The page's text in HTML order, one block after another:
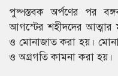
পুষ্পস্তবক অর্পণের পর
আগস্টের শহীদদের আত্মার
ও মোনাজাত করা হয়।
ও অগ্রগতি কামনা করা হয়।